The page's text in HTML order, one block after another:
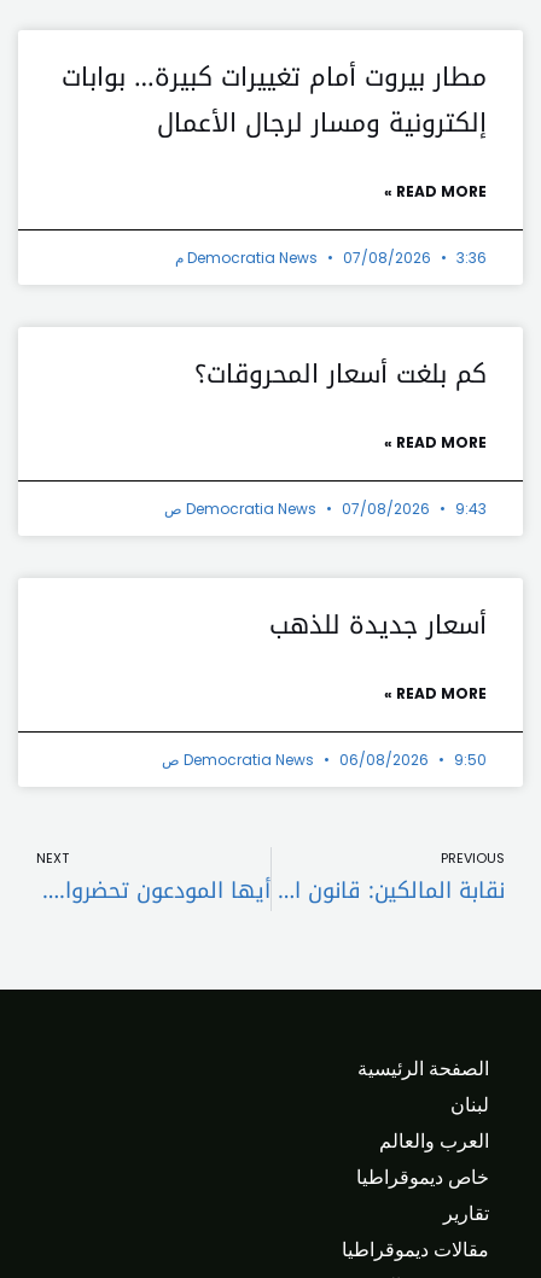
مطار بيروت أمام تغييرات كبيرة… بوابات
إلكترونية ومسار لرجال الأعمال
READ MORE »
Democratia News 07/08/2026 3:36 م
كم بلغت أسعار المحروقات؟
READ MORE »
Democratia News 07/08/2026 9:43 ص
أسعار جديدة للذهب
READ MORE »
Democratia News 06/08/2026 9:50 ص
PREVIOUS
نقابة المالكين: قانون الإيجارات للأماكن غير السكنية حاجة ماسّة
NEXT
أيها المودعون تحضروا.. هذا ما سيحل بودائعكم مع توحيد سعر الصرف!
الصفحة الرئيسية
لبنان
العرب والعالم
خاص ديموقراطيا
تقارير
مقالات ديموقراطيا